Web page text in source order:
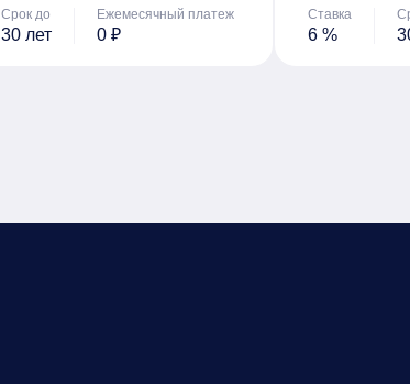
Срок до
30 лет
Ежемесячный платеж
0 ₽
Ставка
6 %